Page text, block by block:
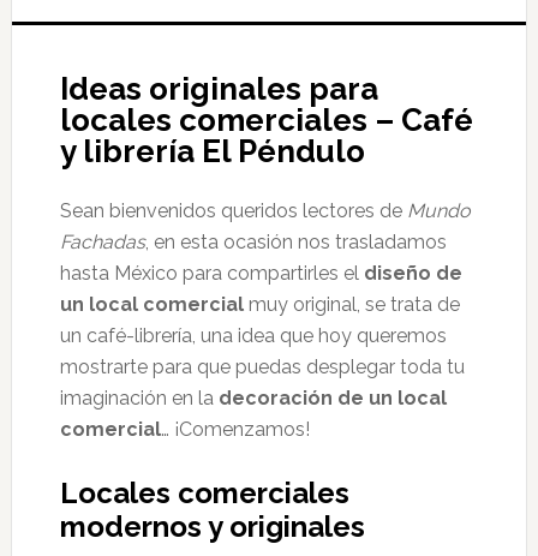
Ideas originales para
locales comerciales – Café
y librería El Péndulo
Sean bienvenidos queridos lectores de Mundo
Fachadas, en esta ocasión nos trasladamos
hasta México para compartirles el diseño de
un local comercialmuy original, se trata de
un café-librería, una idea que hoy queremos
mostrarte para que puedas desplegar toda tu
imaginación en la decoración de un local
comercial… ¡Comenzamos!
Locales comerciales
modernos y originales